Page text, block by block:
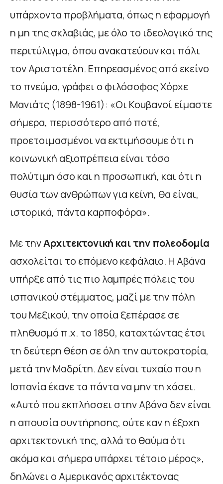
υπάρχοντα προβλήματα, όπως η εφαρμογή
η μη της σκλαβιάς, με όλο το ιδεολογικό της
περιτύλιγμα, όπου ανακατεύουν και πάλι
τον Αριστοτέλη. Επηρεασμένος από εκείνο
το πνεύμα, γράφει ο φιλόσοφος Χόρχε
Μανιάτς (1898-1961): «Οι Κουβανοί είμαστε
σήμερα, περισσότερο από ποτέ,
προετοιμασμένοι να εκτιμήσουμε ότι η
κοινωνική αξιοπρέπεια είναι τόσο
πολύτιμη όσο και η προσωπική, και ότι η
θυσία των ανθρώπων για κείνη, θα είναι,
ιστορικά, πάντα καρποφόρα».
Με τηνΑρχιτεκτονική και την πολεοδομία
ασχολείται το επόμενο κεφάλαιο. Η Αβάνα
υπήρξε από τις πιο λαμπρές πόλεις του
ισπανικού στέμματος, μαζί με την πόλη
του Μεξικού, την οποία ξεπέρασε σε
πληθυσμό π.χ. το 1850, καταχτώντας έτσι
τη δεύτερη θέση σε όλη την αυτοκρατορία,
μετά την Μαδρίτη. Δεν είναι τυχαίο που η
Ισπανία έκανε τα πάντα να μην τη χάσει.
«Αυτό που εκπλήσσει στην Αβάνα δεν είναι
η απουσία συντήρησης, ούτε καν η έξοχη
αρχιτεκτονική της, αλλά το θαύμα ότι
ακόμα και σήμερα υπάρχει τέτοιο μέρος»,
δηλώνει ο Αμερικανός αρχιτέκτονας